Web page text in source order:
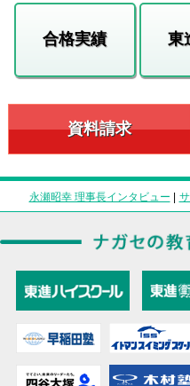
合格実績 東
資料請求
永瀬昭幸 理事長インタビュー |